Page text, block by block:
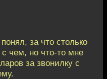
за что столько
с чем, но что-то мне
за звонилку с